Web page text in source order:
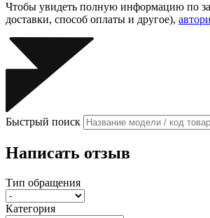
Чтобы увидеть полную информацию по
доставки, способ оплаты и другое),
Быстрый поиск
Написать отзыв
Тип обращения
Категория